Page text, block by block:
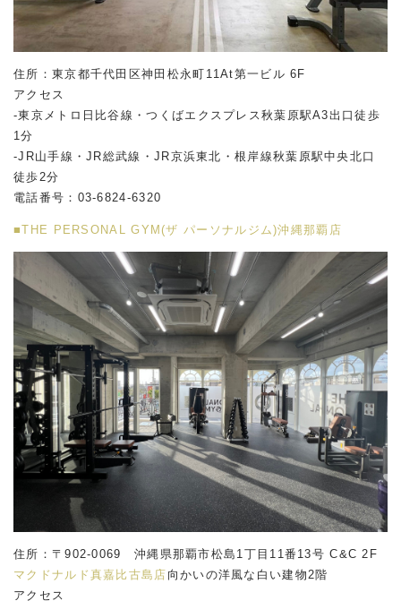
住所：東京都千代田区神田松永町11At第一ビル 6F
アクセス
-東京メトロ日比谷線・つくばエクスプレス秋葉原駅A3出口徒歩
1分
-JR山手線・JR総武線・JR京浜東北・根岸線秋葉原駅中央北口
徒歩2分
電話番号：03-6824-6320
■THE PERSONAL GYM(ザ パーソナルジム)沖縄那覇店
住所：〒902-0069 沖縄県那覇市松島1丁目11番13号 C&C 2F
マクドナルド真嘉比古島店 向かいの洋風な白い建物2階
アクセス